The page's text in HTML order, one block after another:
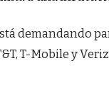
demandando
T-Mobile y